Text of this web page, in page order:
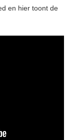
en hier toont de